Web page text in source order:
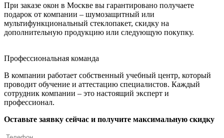
При заказе окон в Москве вы гарантировано получаете
подарок от компании – шумозащитный или
мультифункциональный стеклопакет, скидку на
дополнительную продукцию или следующую покупку.
Профессиональная команда
В компании работает собственный учебный центр, который
проводит обучение и аттестацию специалистов. Каждый
сотрудник компании – это настоящий эксперт и
профессионал.
Оставьте заявку сейчас и получите максимальную скидку